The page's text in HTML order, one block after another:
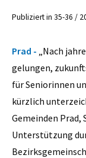
Publiziert in 35-36 /
Prad - „Nach
gelungen,
für Seniorinnen
kürzlich
Gemeinden Prad,
Unterstützung